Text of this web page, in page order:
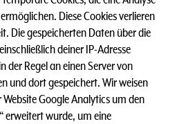
Diese Cookies verlieren
Die gespeicherten Daten über die
deiner IP-Adresse
der Regel an einen Server von
und dort gespeichert. Wir weisen
Google Analytics um den
erweitert wurde, um eine